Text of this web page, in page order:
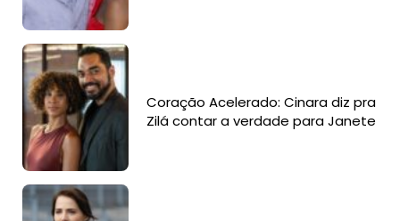
Coração Acelerado: Cinara diz pra
Zilá contar a verdade para Janete